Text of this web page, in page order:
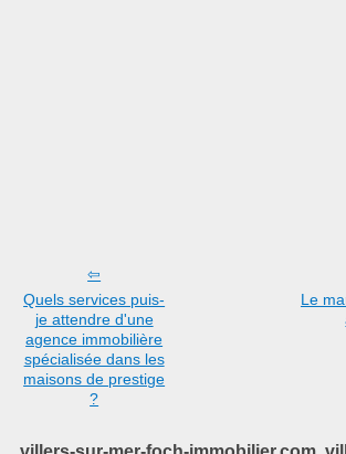
Quels services puis-
je attendre d'une
agence immobilière
spécialisée dans les
maisons de prestige
?
Le